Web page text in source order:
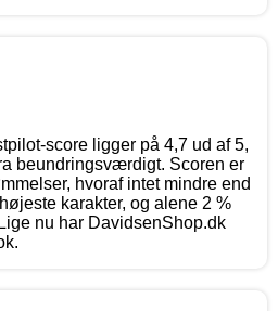
score ligger på 4,7 ud af 5,
beundringsværdigt. Scoren er
hvoraf intet mindre end
karakter, og alene 2 %
nu har DavidsenShop.dk